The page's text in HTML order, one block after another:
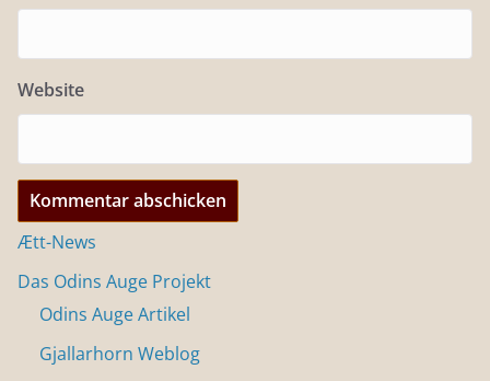
Website
Ætt-News
Das Odins Auge Projekt
Odins Auge Artikel
Gjallarhorn Weblog